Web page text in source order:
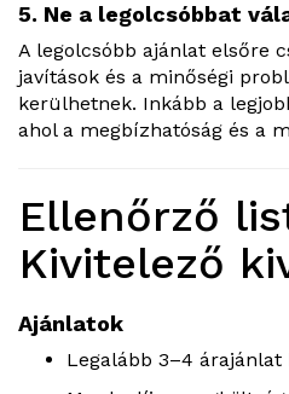
5. Ne a legolcsóbbat
A legolcsóbb ajánlat elsőre
javítások és a minőségi
kerülhetnek. Inkább a
ahol a megbízhatóság és a
Ellenőrző
Kivitelező
Ajánlatok
Legalább 3–4 árajánlat